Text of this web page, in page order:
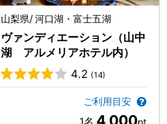
山梨県/ 河口湖・富士五湖
ヴァンディエーション（山中
湖 アルメリアホテル内）
4.2 (14)
ご利用目安
4,000